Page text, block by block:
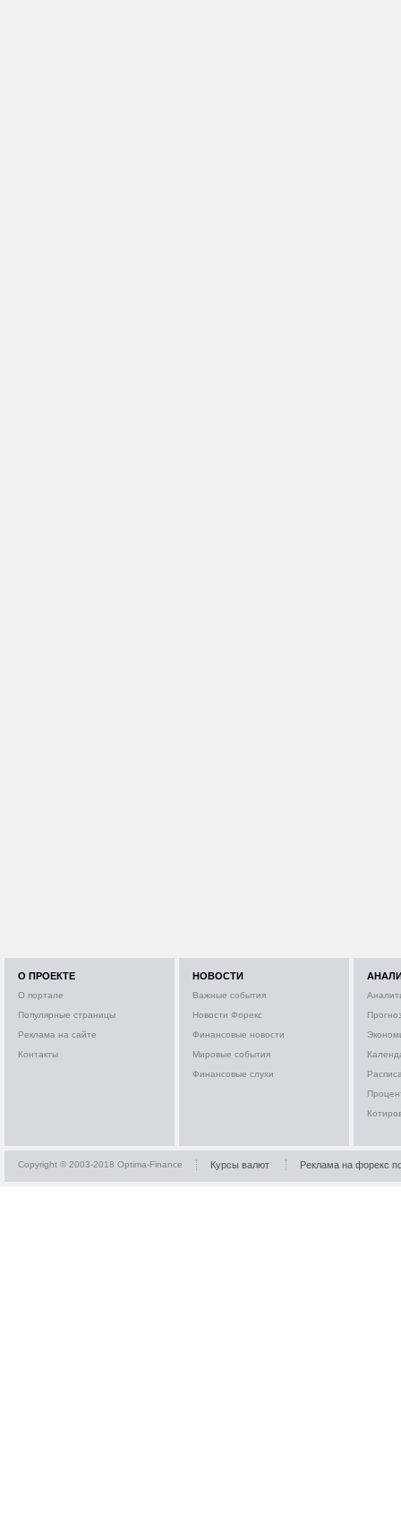
О ПРОЕКТЕ
О портале
Популярные страницы
Реклама на сайте
Контакты
НОВОСТИ
Важные события
Новости Форекс
Финансовые новости
Мировые события
Финансовые слухи
Copyright © 2003-2018 Optima-Finance Курсы валют Реклама на форекс